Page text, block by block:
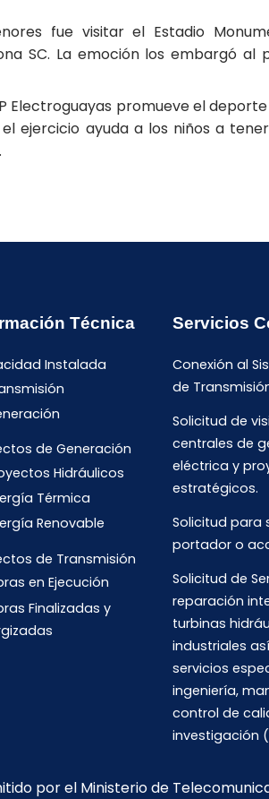
fue visitar el Estadio
SC. La emoción los embargó
Electroguayas promueve el
ejercicio ayuda a los niños a
Técnica
Instalada
de Generación
Hidráulicos
Térmica
Renovable
de Transmisión
en Ejecución
Finalizadas y
Servicios
Conexión al
de
Solicitud de
centrales de
eléctrica y
estratégicos.
Solicitud para
portador o
Solicitud de
reparación
turbinas
industriales
servicios
ingeniería,
control de
investigación
por el Ministerio de